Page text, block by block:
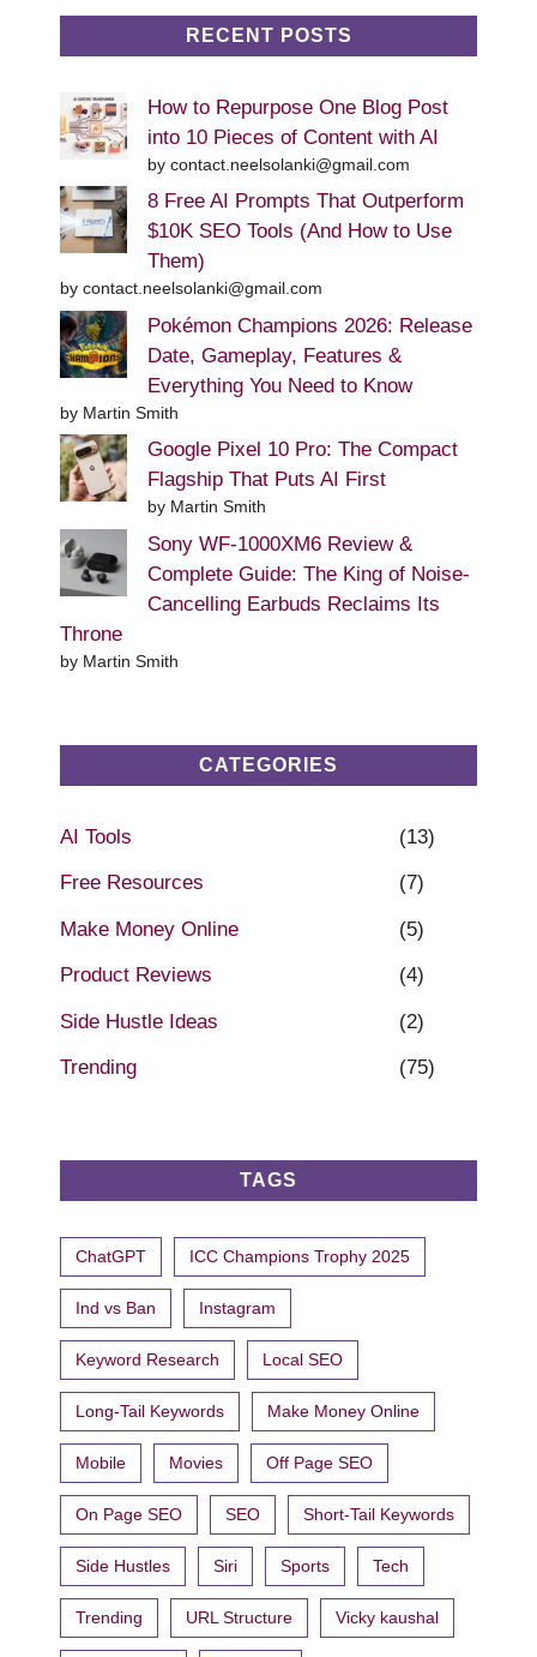
RECENT POSTS
How to Repurpose One Blog Post
into 10 Pieces of Content with AI
by contact.neelsolanki@gmail.com
8 Free AI Prompts That Outperform
$10K SEO Tools (And How to Use
Them)
by contact.neelsolanki@gmail.com
Pokémon Champions 2026: Release
Date, Gameplay, Features &
Everything You Need to Know
by Martin Smith
Google Pixel 10 Pro: The Compact
Flagship That Puts AI First
by Martin Smith
Sony WF-1000XM6 Review &
Complete Guide: The King of Noise-
Cancelling Earbuds Reclaims Its
Throne
by Martin Smith
CATEGORIES
AI Tools (13)
Free Resources (7)
Make Money Online (5)
Product Reviews (4)
Side Hustle Ideas (2)
Trending (75)
TAGS
ChatGPT ICC Champions Trophy 2025
Ind vs Ban Instagram
Keyword Research Local SEO
Long-Tail Keywords Make Money Online
Mobile Movies Off Page SEO
On Page SEO SEO Short-Tail Keywords
Side Hustles Siri Sports Tech
Trending URL Structure Vicky kaushal